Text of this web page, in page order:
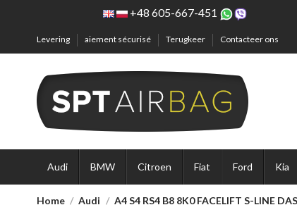
+48 605-667-451
Levering aiement sécurisé Terugkeer Contacteer ons
Audi BMW Citroen Fiat Ford Kia
Home Audi A4 S4 RS4 B8 8K0 FACELIFT S-LINE